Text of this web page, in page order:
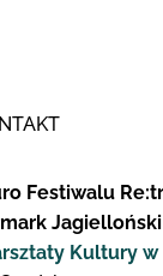
Festiwalu
Jagielloński
Kultury